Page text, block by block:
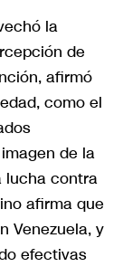
la
de
afirmó
como el
de la
lucha contra
afirma que
Venezuela, y
efectivas